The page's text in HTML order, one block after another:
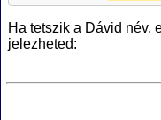
Ha tetszik a Dávid név,
jelezheted: